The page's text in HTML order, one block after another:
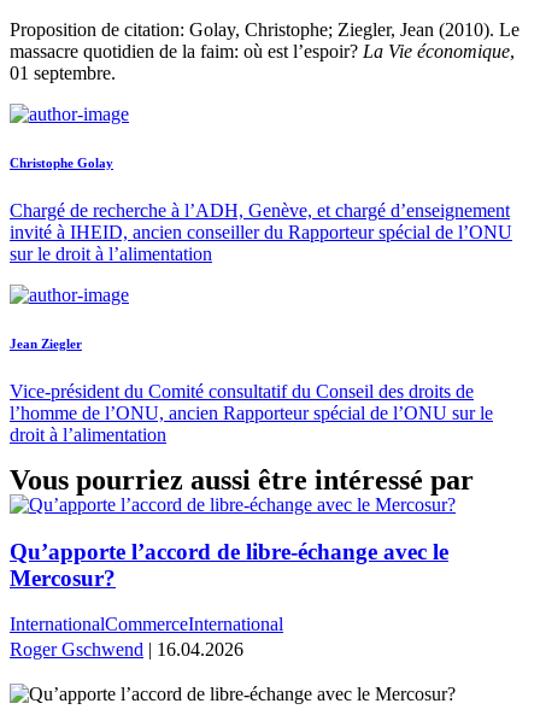
Proposition de citation: Golay, Christophe; Ziegler, Jean (2010). Le
massacre quotidien de la faim: où est l’espoir? La Vie économique,
01 septembre.
Christophe Golay
Chargé de recherche à l’ADH, Genève, et chargé d’enseignement
invité à IHEID, ancien conseiller du Rapporteur spécial de l’ONU
sur le droit à l’alimentation
Jean Ziegler
Vice-président du Comité consultatif du Conseil des droits de
l’homme de l’ONU, ancien Rapporteur spécial de l’ONU sur le
droit à l’alimentation
Vous pourriez aussi être intéressé par
Qu’apporte l’accord de libre-échange avec le
Mercosur?
InternationalCommerceInternational
Roger Gschwend | 16.04.2026